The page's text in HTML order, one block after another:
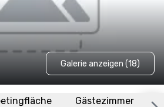
Galerie anzeigen (18)
Gästezimmer